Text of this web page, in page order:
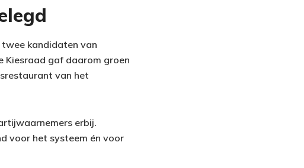
twee kandidaten van
Kiesraad gaf daarom groen
van het
erbij.
voor het systeem én voor